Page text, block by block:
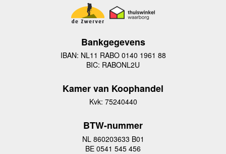
Bankgegevens
IBAN: NL11 RABO 0140 1961 88
BIC: RABONL2U
Kamer van Koophandel
Kvk: 75240440
BTW-nummer
NL 860203633 B01
BE 0541 545 456